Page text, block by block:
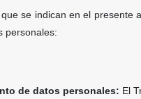
se indican en el presente
personales:
de datos personales: El